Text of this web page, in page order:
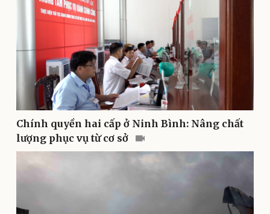
Thể thao
Lịch thi đấu bóng đá
Thế giới thể thao
eSports
Hậu trường
Ô tô - Xe máy
Xe máy
Tư vấn
Chính quyền hai cấp ở Ninh Bình: Nâng chất
lượng phục vụ từ cơ sở